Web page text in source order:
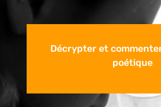
Décrypter et
poétique